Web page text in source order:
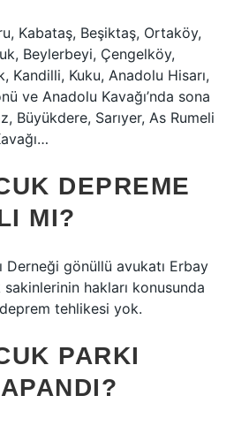
Kabataş, Beşiktaş, Ortaköy,
Beylerbeyi, Çengelköy,
Kandilli, Kuku, Anadolu Hisarı,
ve Anadolu Kavağı’nda sona
Büyükdere, Sarıyer, As Rumeli
DEPREME
MI?
Derneği gönüllü avukatı Erbay
hakları konusunda
tehlikesi yok.
PARKI